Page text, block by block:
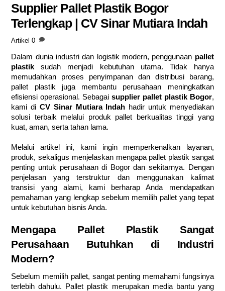
Supplier Pallet Plastik Bogor
Terlengkap | CV Sinar Mutiara Indah
Artikel 0
Dalam dunia industri dan logistik modern, penggunaan pallet
plastik sudah menjadi kebutuhan utama. Tidak hanya
memudahkan proses penyimpanan dan distribusi barang,
pallet plastik juga membantu perusahaan meningkatkan
efisiensi operasional. Sebagai supplier pallet plastik Bogor,
kami di CV Sinar Mutiara Indah hadir untuk menyediakan
solusi terbaik melalui produk pallet berkualitas tinggi yang
kuat, aman, serta tahan lama.
Melalui artikel ini, kami ingin memperkenalkan layanan,
produk, sekaligus menjelaskan mengapa pallet plastik sangat
penting untuk perusahaan di Bogor dan sekitarnya. Dengan
penjelasan yang terstruktur dan menggunakan kalimat
transisi yang alami, kami berharap Anda mendapatkan
pemahaman yang lengkap sebelum memilih pallet yang tepat
untuk kebutuhan bisnis Anda.
Mengapa Pallet Plastik Sangat
Perusahaan Butuhkan di Industri
Modern?
Sebelum memilih pallet, sangat penting memahami fungsinya
terlebih dahulu. Pallet plastik merupakan media bantu yang